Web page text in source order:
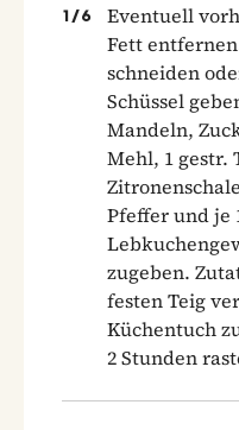
1 /6
Eventuell
Fett
schneiden
Schüssel
Mandeln,
Mehl, 1 gestr.
Pfeffer und je
zugeben.
festen Teig
Küchentuch
2 Stunden